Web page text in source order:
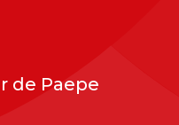
de Paepe